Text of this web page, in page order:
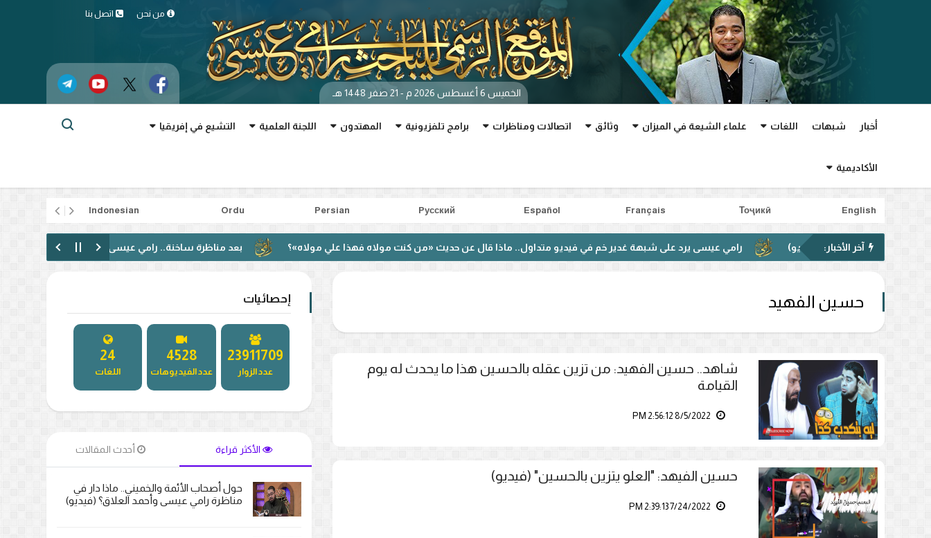
من نحن اتصل بنا
الخميس 6 أغسطس 2026 م - 21 صفر 1448 هـ
أخبار شبهات اللغات علماء الشيعة في الميزان وثائق اتصالات ومناظرات برامج تلفزيونية المهتدون اللجنة العلمية التشيع في إفريقيا
الأكاديمية
English
Тоҷикӣ
Français
Español
Pусский
Persian
Ordu
Indonesian
آخر الأخبار: رامي عيسى يرد على شبهة غدير خم في فيديو متداول.. ماذا قال عن حديث «من كنت مولاه فهذا علي مولاه»؟ بعد مناظرة ساخنة.. رامي عيسى: دعوت إلى الحوار فقوبلت بالتكفير!
حسين الفهيد
شاهد.. حسين الفهيد: من تزين عقله بالحسين هذا ما يحدث له يوم
القيامة
حسين الفيهد: "العلو يتزين بالحسين" (فيديو)
إحصائيات
27296471
عدد الزوار
5181
عدد الفيديوهات
27
اللغات
الأكثر قراءة أحدث المقالات
حول أصحاب الأئمة والخميني.. ماذا دار في
مناظرة رامي عيسى وأحمد العلاق؟ (فيديو)